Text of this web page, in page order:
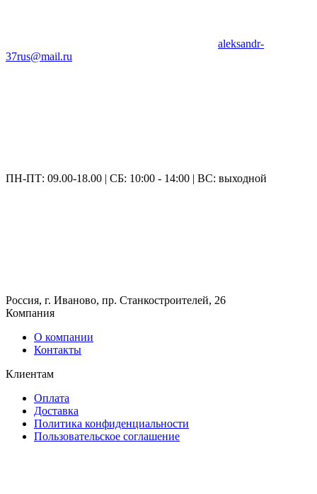
aleksandr-
37rus@mail.ru
ПН-ПТ: 09.00-18.00 | СБ: 10:00 - 14:00 | ВС: выходной
Россия, г. Иваново, пр. Станкостроителей, 26
Компания
О компании
Контакты
Клиентам
Оплата
Доставка
Политика конфиденциальности
Пользовательское соглашение